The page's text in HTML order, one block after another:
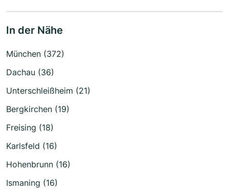
In der Nähe
München (372)
Dachau (36)
Unterschleißheim (21)
Bergkirchen (19)
Freising (18)
Karlsfeld (16)
Hohenbrunn (16)
Ismaning (16)